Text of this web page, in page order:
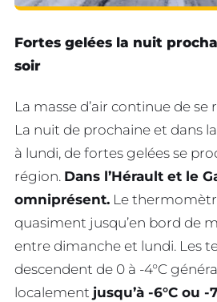
Fortes gelées la nuit
soir
La masse d’air continue de
La nuit de prochaine et dans
à lundi, de fortes gelées se
région. Dans l’Hérault et le
omniprésent. Le
quasiment jusqu’en bord de
entre dimanche et lundi. Les
descendent de 0 à -4°C
localement jusqu’à -6°C ou -